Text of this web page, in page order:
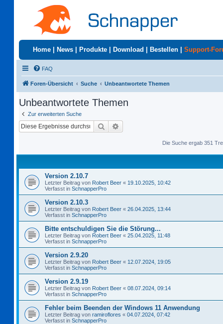
Home News Produkte Download Bestellen Support-
FAQ
Foren-Übersicht Suche Unbeantwortete Themen
Unbeantwortete Themen
Zur erweiterten Suche
Suche
Die Suche ergab 351
Version 2.10.7
Letzter Beitrag von Robert Beer « 19.10.2025, 10:42
Verfasst in SchnapperPro
Version 2.10.3
Letzter Beitrag von Robert Beer « 26.04.2025, 13:44
Verfasst in SchnapperPro
Bitte entschuldigen Sie die Störung...
Letzter Beitrag von Robert Beer « 25.04.2025, 11:48
Verfasst in SchnapperPro
Version 2.9.20
Letzter Beitrag von Robert Beer « 12.07.2024, 19:05
Verfasst in SchnapperPro
Version 2.9.19
Letzter Beitrag von Robert Beer « 08.07.2024, 09:14
Verfasst in SchnapperPro
Fehler beim Beenden der Windows 11 Anwendung
Letzter Beitrag von ramiroflores « 04.07.2024, 07:42
Verfasst in SchnapperPro